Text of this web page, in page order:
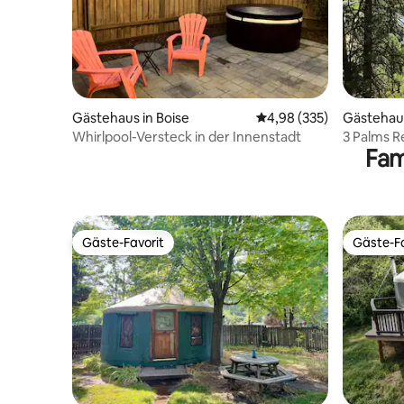
Gästehaus in Boise Durchschnittliche
4,98 (335)
Whirlpool-Versteck in der Innenstadt
3 Palms
Gäste-Favorit
Gäste-Favorit Gäste-
Gäste-